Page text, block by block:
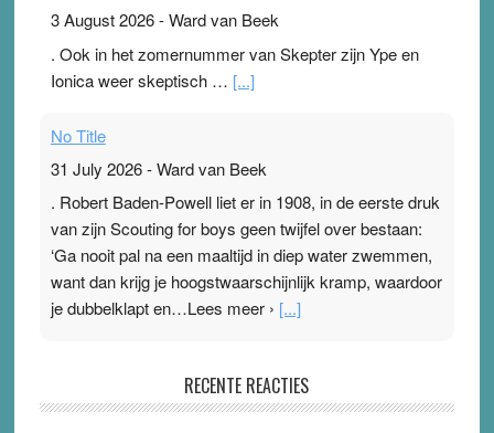
3 August 2026-Ward van Beek
. Ook in het zomernummer van Skepter zijn Ype en
Ionica weer skeptisch … [...]
No Title
31 July 2026-Ward van Beek
. Robert Baden-Powell liet er in 1908, in de eerste druk
van zijn Scouting for boys geen twijfel over bestaan:
‘Ga nooit pal na een maaltijd in diep water zwemmen,
want dan krijg je hoogstwaarschijnlijk kramp, waardoor
je dubbelklapt en…Lees meer › [...]
Ward van Beek
RECENTE REACTIES